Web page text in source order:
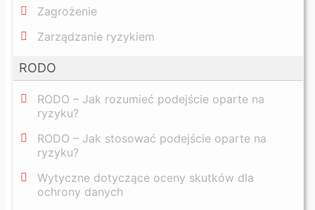
Zagrożenie
Zarządzanie ryzykiem
RODO
RODO – Jak rozumieć podejście oparte na
ryzyku?
RODO – Jak stosować podejście oparte na
ryzyku?
Wytyczne dotyczące oceny skutków dla
ochrony danych